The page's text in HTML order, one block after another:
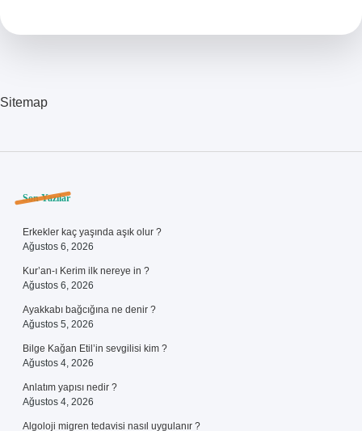
Sitemap
Sidebar
Son Yazılar
Erkekler kaç yaşında aşık olur ?
Ağustos 6, 2026
Kur’an-ı Kerim ilk nereye in ?
Ağustos 6, 2026
Ayakkabı bağcığına ne denir ?
Ağustos 5, 2026
Bilge Kağan Etil’in sevgilisi kim ?
Ağustos 4, 2026
Anlatım yapısı nedir ?
Ağustos 4, 2026
Algoloji migren tedavisi nasıl uygulanır ?